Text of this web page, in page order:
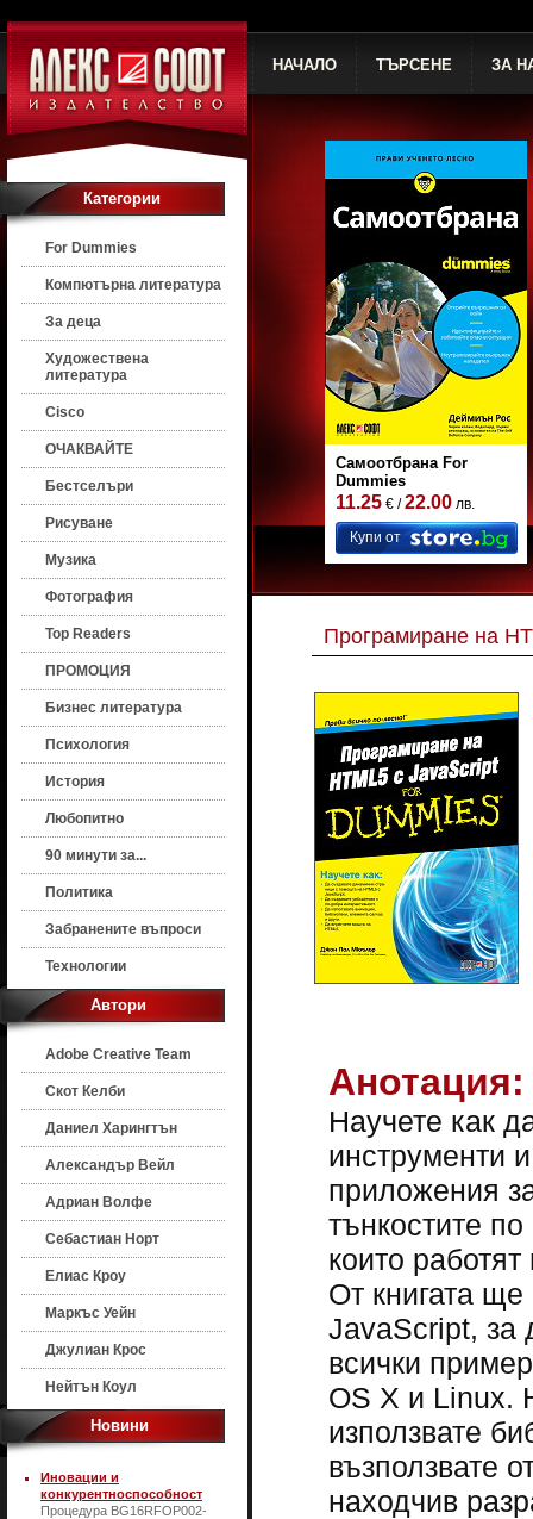
НАЧАЛО ТЪРСЕНЕ ЗА
Категории
For Dummies
Компютърна литература
За деца
Художествена
литература
Cisco
ОЧАКВАЙТЕ
Бестселъри
Рисуване
Музика
Фотография
Top Readers
ПРОМОЦИЯ
Бизнес литература
Психология
История
Любопитно
90 минути за...
Политика
Забранените въпроси
Технологии
Автори
Adobe Creative Team
Скот Келби
Даниел Харингтън
Александър Вейл
Адриан Волфе
Себастиан Норт
Елиас Кроу
Маркъс Уейн
Джулиан Крос
Нейтън Коул
Новини
Иновации и
конкурентноспособност
Процедура BG16RFOP002-
Самоотбрана For
Dummies
11.25 € /22.00 лв.
Купи от
Програмиране на
Анотация:
Научете как
инструменти
приложения
тънкостите
които
От книгата ще
JavaScript, за
всички
OS X и Linux.
използвате
възползвате
находчив